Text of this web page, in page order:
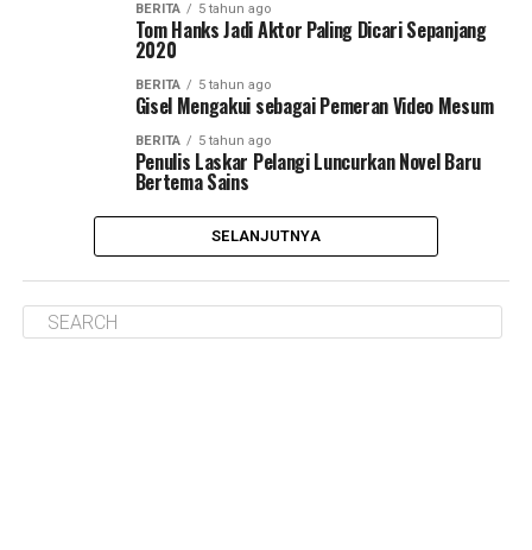
BERITA 5 tahun ago
Tom Hanks Jadi Aktor Paling Dicari Sepanjang
2020
BERITA 5 tahun ago
Gisel Mengakui sebagai Pemeran Video Mesum
BERITA 5 tahun ago
Penulis Laskar Pelangi Luncurkan Novel Baru
Bertema Sains
SELANJUTNYA